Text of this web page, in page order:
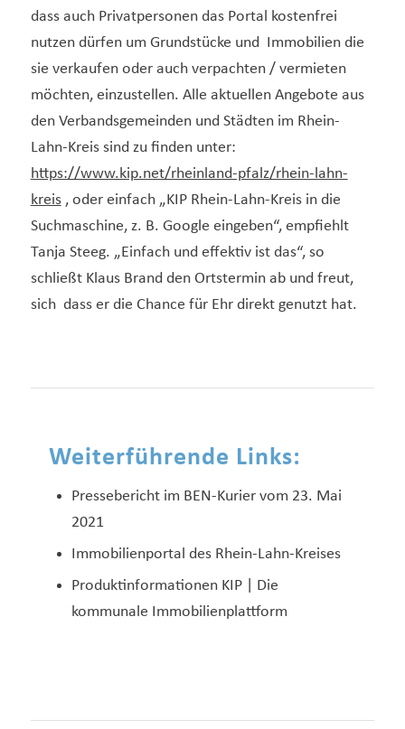
dass auch Privatpersonen das Portal kostenfrei
nutzen dürfen um Grundstücke und Immobilien die
sie verkaufen oder auch verpachten / vermieten
möchten, einzustellen. Alle aktuellen Angebote aus
den Verbandsgemeinden und Städten im Rhein-
Lahn-Kreis sind zu finden unter:
https://www.kip.net/rheinland-pfalz/rhein-lahn-
kreis, oder einfach „KIP Rhein-Lahn-Kreis in die
Suchmaschine, z. B. Google eingeben“, empfiehlt
Tanja Steeg. „Einfach und effektiv ist das“, so
schließt Klaus Brand den Ortstermin ab und freut,
sich dass er die Chance für Ehr direkt genutzt hat.
Weiterführende Links:
Pressebericht im BEN-Kurier vom 23. Mai
2021
Immobilienportal des Rhein-Lahn-Kreises
Produktinformationen KIP | Die
kommunale Immobilienplattform